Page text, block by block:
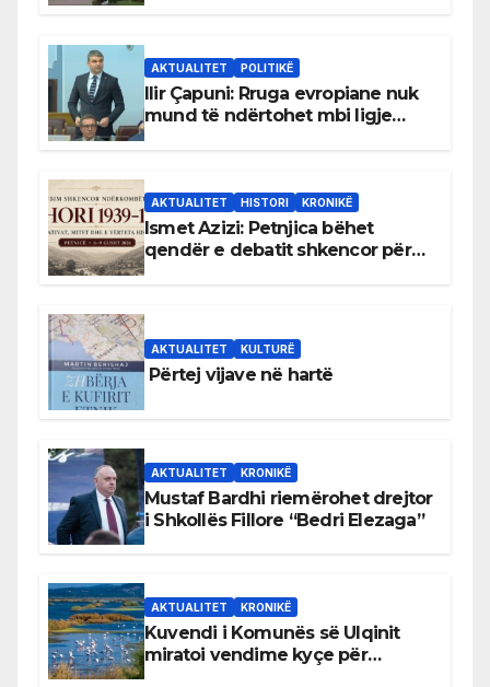
AKTUALITET POLITIKË
Ilir Çapuni: Rruga evropiane nuk
mund të ndërtohet mbi ligje
AKTUALITET HISTORI KRONIKË
Ismet Azizi: Petnjica bëhet
qendër e debatit shkencor për
AKTUALITET KULTURË
Përtej vijave në hartë
AKTUALITET KRONIKË
Mustaf Bardhi riemërohet drejtor
i Shkollës Fillore “Bedri Elezaga”
AKTUALITET KRONIKË
Kuvendi i Komunës së Ulqinit
miratoi vendime kyçe për